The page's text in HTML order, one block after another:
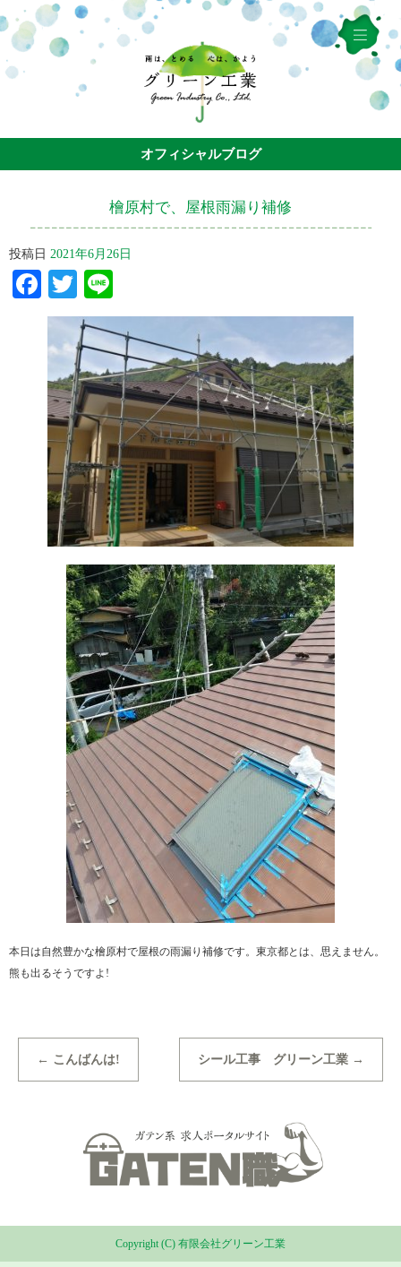
オフィシャルブログ
檜原村で、屋根雨漏り補修
投稿日 2021年6月26日
Facebook
Twitter
本日は自然豊かな檜原村で屋根の雨漏り補修です。東京都とは、思えません。
熊も出るそうですよ!
← こんばんは! シール工事 グリーン工業 →
Copyright (C) 有限会社グリーン工業